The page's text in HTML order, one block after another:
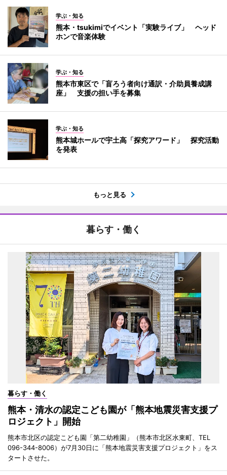
学ぶ・知る
熊本・tsukimiでイベント「実験ライブ」 ヘッド
ホンで音楽体験
学ぶ・知る
熊本市東区で「盲ろう者向け通訳・介助員養成講
座」 支援の担い手を募集
学ぶ・知る
熊本城ホールで宇土高「探究アワード」 探究活動
を発表
もっと見る
暮らす・働く
暮らす・働く
熊本・清水の認定こども園が「熊本地震災害支援プ
ロジェクト」開始
熊本市北区の認定こども園「第二幼稚園」（熊本市北区水東町、TEL
096-344-8006）が7月30日に「熊本地震災害支援プロジェクト」をス
タートさせた。